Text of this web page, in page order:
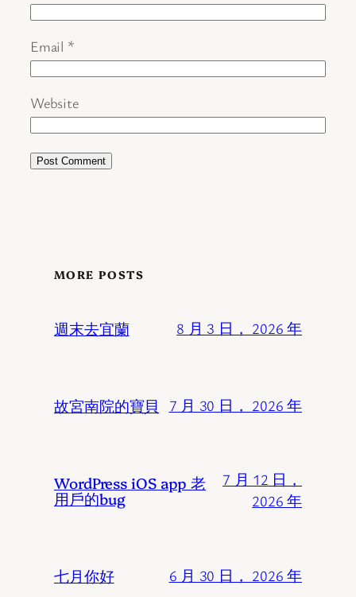
Email *
Website
MORE POSTS
週末去宜蘭 8 月 3 日， 2026 年
故宮南院的寶貝 7 月 30 日， 2026 年
WordPress iOS app 老
用戶的bug
7 月 12 日，
2026 年
七月你好 6 月 30 日， 2026 年